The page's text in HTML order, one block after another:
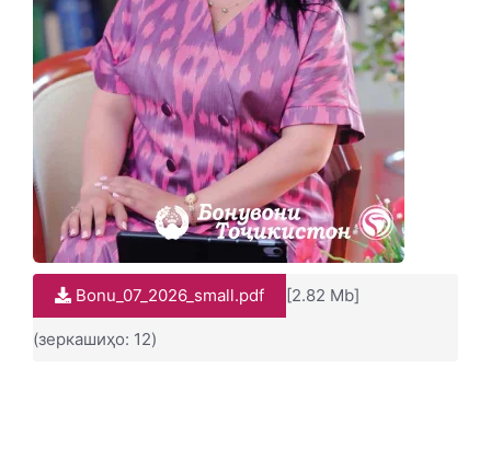
Bonu_07_2026_small.pdf [2.82 Mb]
(зеркашиҳо: 12)